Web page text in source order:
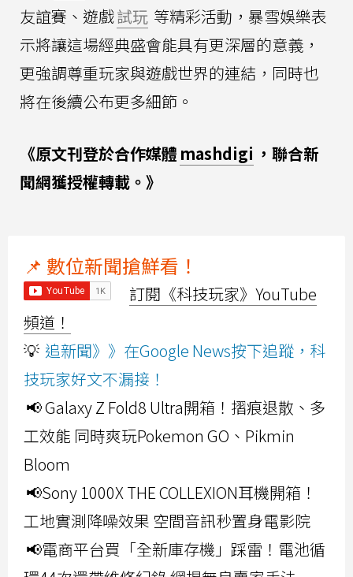
友誼賽、遊戲試玩 等精彩活動，暴雪娛樂表
示將讓這場經典盛會能具有更深層的意義，
更強調尊重玩家與遊戲世界的連結，同時也
將在後續公布更多細節。
《原文刊登於合作媒體 mashdigi ，聯合新
聞網獲授權轉載。》
📌 數位新聞搶鮮看！
訂閱《科技玩家》YouTube
頻道！
💡 追新聞》》在Google News按下追蹤，科
技玩家好文不漏接！
📢 Galaxy Z Fold8 Ultra開箱！摺痕退散、多
工效能 同時爽玩Pokemon GO、Pikmin
Bloom
📢Sony 1000X THE COLLEXION耳機開箱！
工地實測降噪效果 空間音訊秒置身電影院
📢電商平台買「全新庫存機」踩雷！電池循